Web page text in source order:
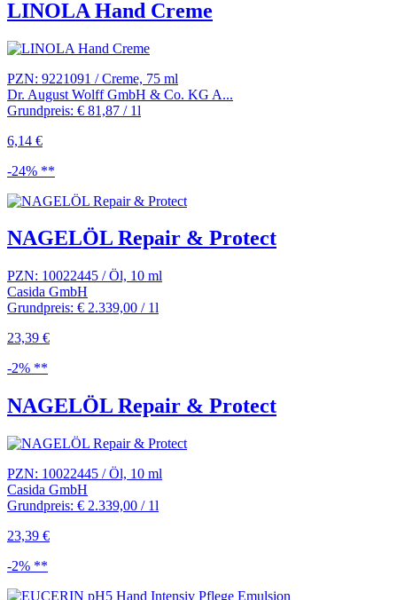
LINOLA Hand Creme
PZN: 9221091 / Creme, 75 ml
Dr. August Wolff GmbH & Co. KG A...
Grundpreis: € 81,87 / 1l
6,14 €
-24% **
NAGELÖL Repair & Protect
PZN: 10022445 / Öl, 10 ml
Casida GmbH
Grundpreis: € 2.339,00 / 1l
23,39 €
-2% **
NAGELÖL Repair & Protect
PZN: 10022445 / Öl, 10 ml
Casida GmbH
Grundpreis: € 2.339,00 / 1l
23,39 €
-2% **